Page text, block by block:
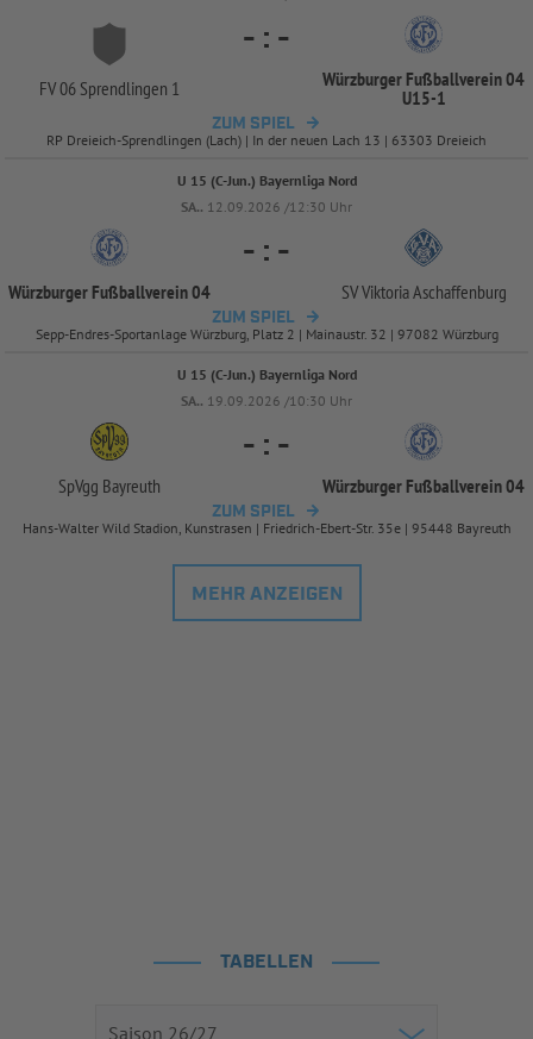
FV 06 Sprendlingen 1
- : -
Würzburger Fußballverein 04
U15-1
ZUM SPIEL
RP Dreieich-Sprendlingen (Lach) | In der neuen Lach 13 | 63303 Dreieich
U 15 (C-Jun.) Bayernliga Nord
SA.. 12.09.2026 /12:30 Uhr
Würzburger Fußballverein 04
- : -
SV Viktoria Aschaffenburg
ZUM SPIEL
Sepp-Endres-Sportanlage Würzburg, Platz 2 | Mainaustr. 32 | 97082 Würzburg
U 15 (C-Jun.) Bayernliga Nord
SA.. 19.09.2026 /10:30 Uhr
SpVgg Bayreuth
- : -
Würzburger Fußballverein 04
ZUM SPIEL
Hans-Walter Wild Stadion, Kunstrasen | Friedrich-Ebert-Str. 35e | 95448 Bayreuth
MEHR ANZEIGEN
TABELLEN